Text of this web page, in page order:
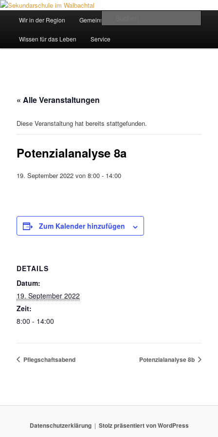
Zum
wechseln
Sekundarschule im Walbachtal
Wir in der Region Gemeinsam ein Weg
Wissen für das Leben Service
« Alle Veranstaltungen
Diese Veranstaltung hat bereits stattgefunden.
Potenzialanalyse 8a
19. September 2022 von 8:00 - 14:00
Zum Kalender hinzufügen
DETAILS
Datum:
19. September 2022
Zeit:
8:00 - 14:00
Pflegschaftsabend Potenzialanalyse 8b
Datenschutzerklärung Stolz präsentiert von WordPress